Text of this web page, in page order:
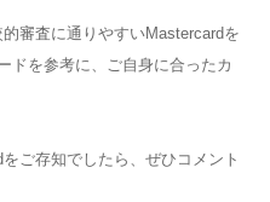
審査に通りやすいMastercardを
ドを参考に、ご自身に合ったカ
ご存知でしたら、ぜひコメント